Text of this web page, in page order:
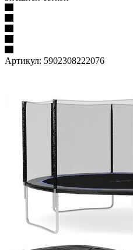
Артикул: 5902308222076